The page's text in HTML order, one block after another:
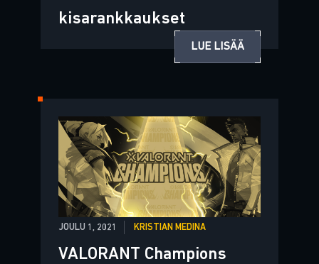
kisarankkaukset
LUE LISÄÄ
JOULU 1, 2021 KRISTIAN MEDINA
VALORANT Champions